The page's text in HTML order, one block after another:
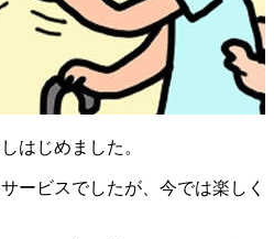
はじめました。
ービスでしたが、今では楽しく